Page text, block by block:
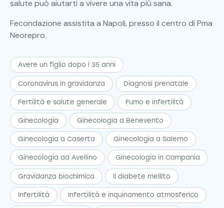
salute può aiutarti a vivere una vita più sana.
Fecondazione assistita a Napoli, presso il centro di Pma
Neorepro.
Avere un figlio dopo i 35 anni
Coronavirus in gravidanza Diagnosi prenatale
Fertilità e salute generale Fumo e infertilità
Ginecologia Ginecologia a Benevento
Ginecologia a Caserta Ginecologia a Salerno
Ginecologia ad Avellino Ginecologia in Campania
Gravidanza biochimica Il diabete mellito
Infertilità Infertilità e inquinamento atmosferico